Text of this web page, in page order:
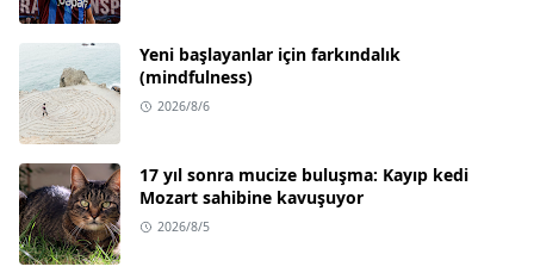
Yeni başlayanlar için farkındalık
(mindfulness)
2026/8/6
17 yıl sonra mucize buluşma: Kayıp kedi
Mozart sahibine kavuşuyor
2026/8/5